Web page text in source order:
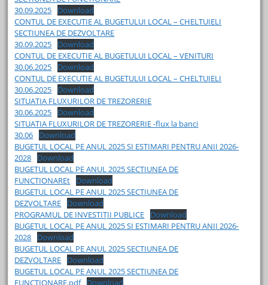
30.09.2025
Download
CONTUL DE EXECUTIE AL BUGETULUI LOCAL – CHELTUIELI
SECTIUNEA DE DEZVOLTARE
30.09.2025
Download
CONTUL DE EXECUTIE AL BUGETULUI LOCAL – VENITURI
30.06.2025
Download
CONTUL DE EXECUTIE AL BUGETULUI LOCAL – CHELTUIELI
30.06.2025
Download
SITUATIA FLUXURILOR DE TREZORERIE
30.06.2025
Download
SITUATIA FLUXURILOR DE TREZORERIE -flux la banci
30.06
Download
BUGETUL LOCAL PE ANUL 2025 SI ESTIMARI PENTRU ANII 2026-
2028
Download
BUGETUL LOCAL PE ANUL 2025 SECTIUNEA DE
FUNCTIONAREt
Download
BUGETUL LOCAL PE ANUL 2025 SECTIUNEA DE
DEZVOLTARE
Download
PROGRAMUL DE INVESTIŢII PUBLICE
Download
BUGETUL LOCAL PE ANUL 2025 SI ESTIMARI PENTRU ANII 2026-
2028
Download
BUGETUL LOCAL PE ANUL 2025 SECTIUNEA DE
DEZVOLTARE
Download
BUGETUL LOCAL PE ANUL 2025 SECTIUNEA DE
FUNCTIONARE.pdf Download